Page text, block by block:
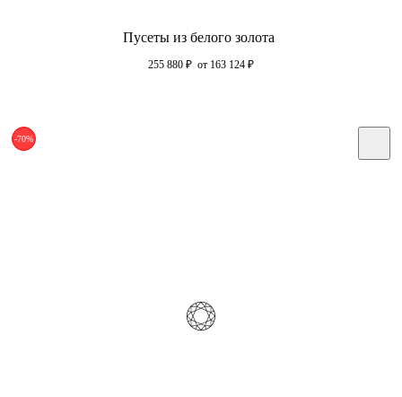
Пусеты из белого золота
255 880 ₽ от 163 124 ₽
-70%